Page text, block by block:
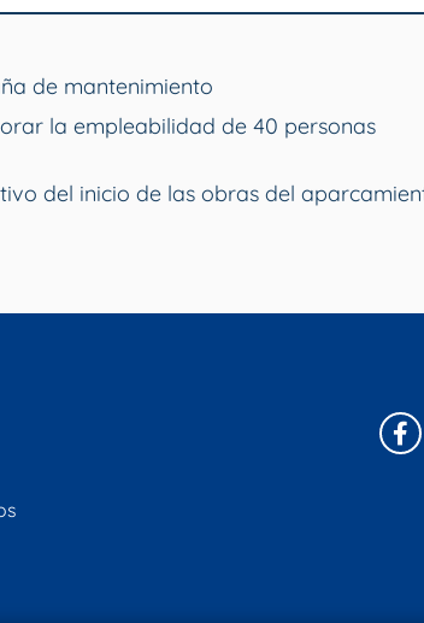
de mantenimiento
la empleabilidad de 40 personas
del inicio de las obras del